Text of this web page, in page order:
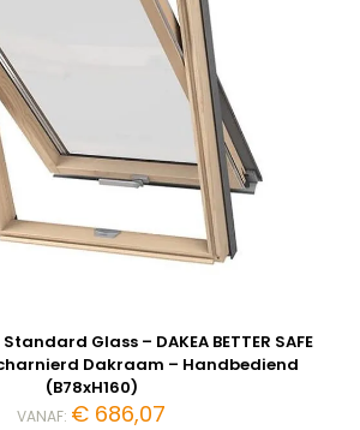
Standard Glass – DAKEA BETTER SAFE
Dakraam – Handbediend
(B78xH160)
VANAF: € 686,07